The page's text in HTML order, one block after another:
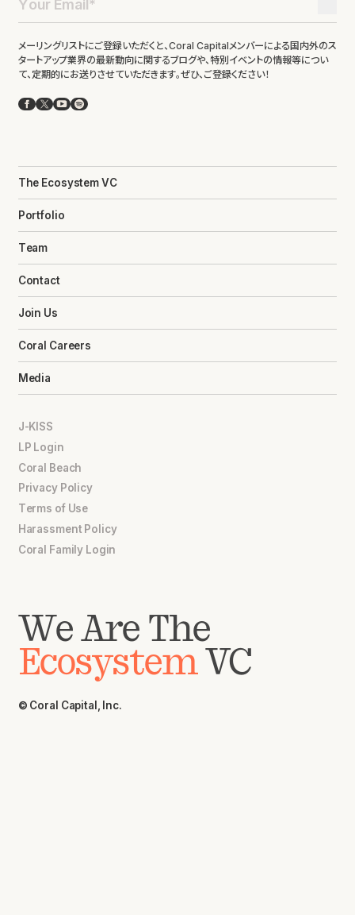
メーリングリストにご登録いただくと、Coral Capitalメンバーによる国内外のス
タートアップ業界の最新動向に関するブログや、特別イベントの情報等につい
て、定期的にお送りさせていただきます。ぜひ、ご登録ください！
Facebook
X YouTube
Spotify
The Ecosystem VC
Portfolio
Team
Contact
Join Us
Coral Careers
Media
J-KISS
LP Login
Coral Beach
Privacy Policy
Terms of Use
Harassment Policy
Coral Family Login
We Are The
EcosystemVC
© Coral Capital, Inc.